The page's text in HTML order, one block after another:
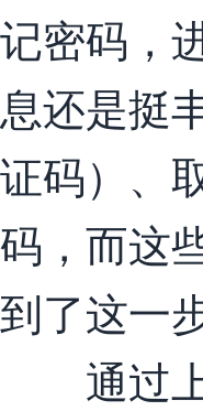
记密码，
息还是挺
证码）、
码，而这
到了这一
通过上